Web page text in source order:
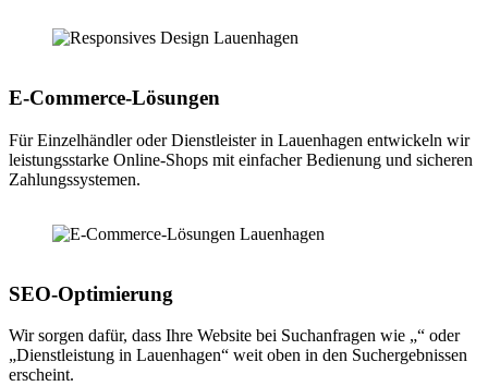
E-Commerce-Lösungen
Für Einzelhändler oder Dienstleister in Lauenhagen entwickeln wir
leistungsstarke Online-Shops mit einfacher Bedienung und sicheren
Zahlungssystemen.
SEO-Optimierung
Wir sorgen dafür, dass Ihre Website bei Suchanfragen wie „“ oder
„Dienstleistung in Lauenhagen“ weit oben in den Suchergebnissen
erscheint.